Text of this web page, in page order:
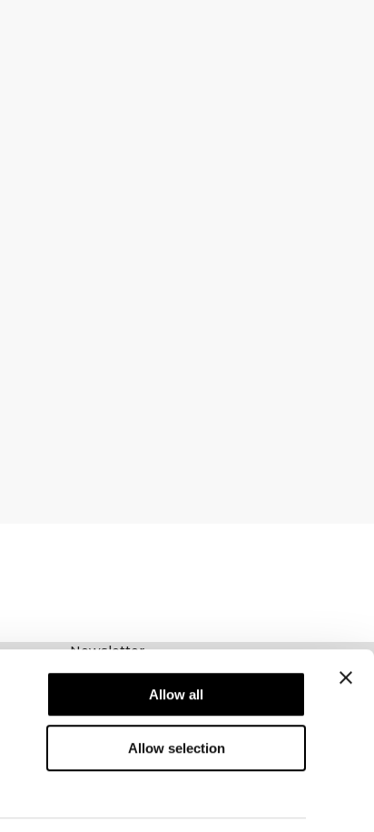
Allow all
Allow selection
Newsletter
Abonnieren Sie unseren Newsletter! Erhalten
Sie exklusive Angebote, unsere neuesten
Nachrichten und vieles mehr.